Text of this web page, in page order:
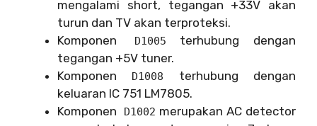
mengalami short, tegangan +33V akan
turun dan TV akan terproteksi.
Komponen D1005 terhubung dengan
tegangan +5V tuner.
Komponen D1008
terhubung dengan
keluaran IC 751 LM7805.
Komponen D1002 merupakan AC detector